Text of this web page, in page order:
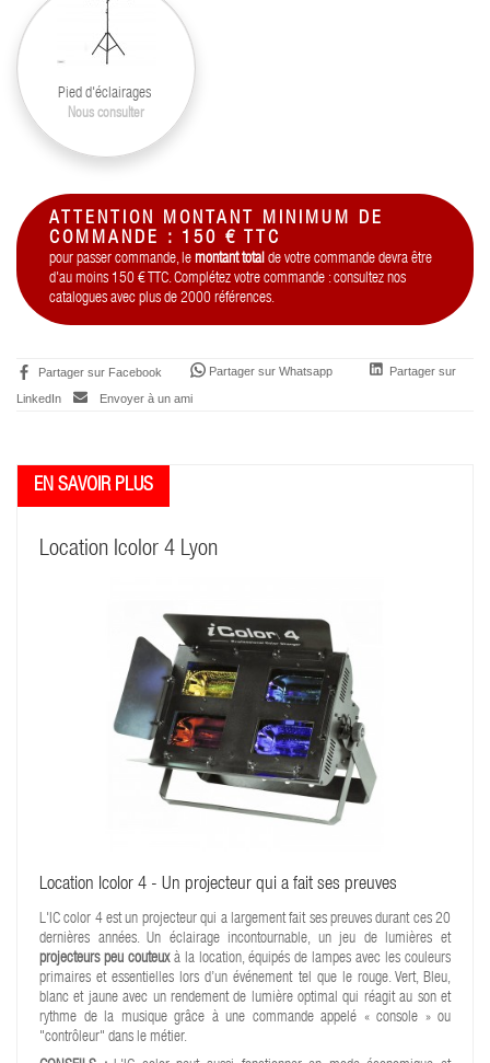
Pied d'éclairages
Nous consulter
ATTENTION MONTANT MINIMUM DE
COMMANDE : 150 € TTC
pour passer commande, le montant total de votre commande devra être
d'au moins 150 € TTC. Complétez votre commande : consultez nos
catalogues avec plus de 2000 références.
Partager sur Facebook Partager sur Whatsapp Partager sur
LinkedIn Envoyer à un ami
Location Icolor 4 Lyon
Location Icolor 4 - Un projecteur qui a fait ses preuves
L'IC color 4 est un projecteur qui a largement fait ses preuves durant ces 20
dernières années. Un éclairage incontournable, un jeu de lumières et
projecteurs peu couteuxà la location, équipés de lampes avec les couleurs
primaires et essentielles lors d’un événement tel que le rouge. Vert, Bleu,
blanc et jaune avec un rendement de lumière optimal qui réagit au son et
rythme de la musique grâce à une commande appelé « console » ou
"contrôleur" dans le métier.